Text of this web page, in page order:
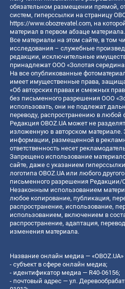
обязательном размещении прямой,
систем, гиперссылки на страницу
https://www.obozrevatel.com, на
материал в первом абзаце материала.
Все материалы на этом сайте, в том
исследования – служебные
редакции, исключительные
принадлежат ООО «Золотая
На все опубликованные
имеет имущественные права,
«Об авторских правах и смежных
без письменного разрешения ООО
использовать, они не подлежат
переводу, распространению в любой
Редакция OBOZ.UA может не
изложенную в авторском материале.
информации, размещенной в
ответственность несет
Запрещено использование
сайте, даже с указанием гиперссылки
логотипа OBOZ.UA или любого
письменного разрешения Редакции/
Незаконным использованием
любое копирование, публикация,
распространение, использование,
использованием, включением в
распространение, адаптация,
изменения материала.
Название онлайн медиа — «OBOZ.UA»
- субъект в сфере онлайн медиа;
- идентификатор медиа — R40-06156;
- почтовый адрес — ул.